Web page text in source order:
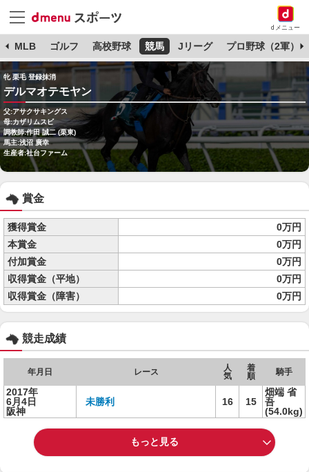
dメニュー
MLB ゴルフ 高校野球 競馬 Jリーグ プロ野球（2軍）
牝 栗毛 登録抹消
デルマオテモヤン
父:アサクサキングス
母:カザリムスビ
調教師:作田 誠二 (栗東)
馬主:浅沼 廣幸
生産者:社台ファーム
賞金
獲得賞金
0万円
本賞金
0万円
付加賞金
0万円
収得賞金（平地）
0万円
収得賞金（障害）
0万円
競走成績
年月日 レース
人
気
着
順
騎手
2017年
6月4日
阪神
未勝利 16 15
畑端 省
吾
(54.0kg)
もっと見る